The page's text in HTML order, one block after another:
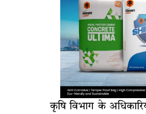
कृषि विभाग के